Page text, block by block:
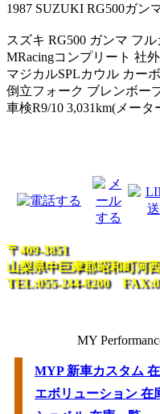
1987 SUZUKI RG500ガン
スズキ RG500 ガンマ フ
MRacingコンプリート 社
マジカルSPLカウル カー
倒立フォーク ブレンボー
車検R9/10 3,031km(メータ
〒409-3851
山梨県中巨摩郡昭和町河
TEL:055-244-8200
MY
MYP 新車カスタム
エボリューション 在